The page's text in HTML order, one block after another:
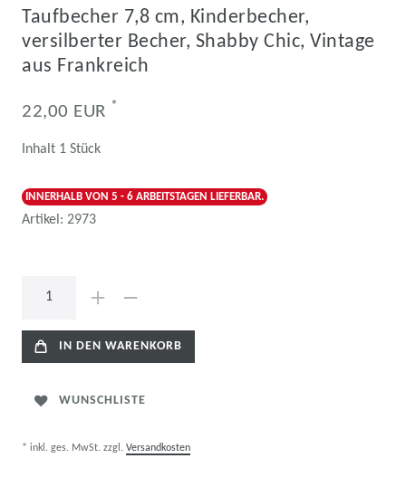
Taufbecher 7,8 cm, Kinderbecher,
versilberter Becher, Shabby Chic, Vintage
aus Frankreich
22,00 EUR *
Inhalt 1 Stück
INNERHALB VON 5 - 6 ARBEITSTAGEN LIEFERBAR.
Artikel: 2973
IN DEN WARENKORB
WUNSCHLISTE
* inkl. ges. MwSt. zzgl. Versandkosten